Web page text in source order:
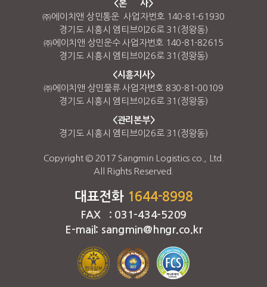
<본 사>
㈜에이치앤 상민통운 사업자번호 140-81-61930
경기도 시흥시 엠티브이26로 31(정왕동)
㈜에이치앤 상민운수 사업자번호 140-81-82615
경기도 시흥시 엠티브이26로 31(정왕동)
<시흥지사>
㈜에이치앤 상민물류 사업자번호 830-81-00109
경기도 시흥시 엠티브이26로 31(정왕동)
<관리본부>
경기도 시흥시 엠티브이26로 31(정왕동)
Copyright © 2017 Sangmin Logistics co., Ltd.
All Rights Reserved.
대표전화 1644-8998
FAX : 031-434-5209
E-mail: sangmin@hngr.co.kr